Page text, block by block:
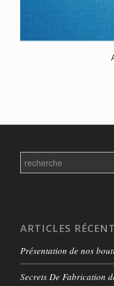
Search
for:
ARTICLES
Présentation de nos
Secrets De Fabrication